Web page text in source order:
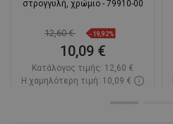
στρογγυλή, χρώμιο - 79910-00
12,60 € -19,92%
10,09 €
Κατάλογος τιμής: 12,60 €
Η χαμηλότερη τιμή: 10,09 €